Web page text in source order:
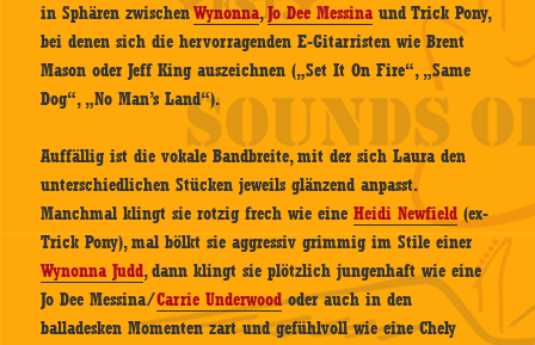
in Sphären zwischenWynonna,Jo Dee Messina und Trick Pony,
bei denen sich die hervorragenden E-Gitarristen wie Brent
Mason oder Jeff King auszeichnen („Set It On Fire“, „Same
Dog“, „No Man’s Land“).
Auffällig ist die vokale Bandbreite, mit der sich Laura den
unterschiedlichen Stücken jeweils glänzend anpasst.
Manchmal klingt sie rotzig frech wie eineHeidi Newfield (ex-
Trick Pony), mal bölkt sie aggressiv grimmig im Stile einer
Wynonna Judd, dann klingt sie plötzlich jungenhaft wie eine
Jo Dee Messina/Carrie Underwoododer auch in den
balladesken Momenten zart und gefühlvoll wie eine Chely